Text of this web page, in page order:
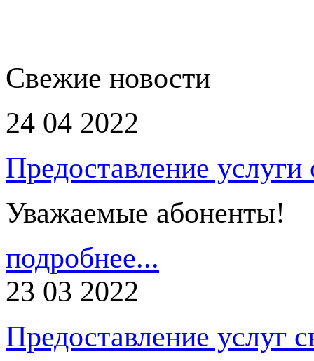
Свежие новости
24 04 2022
Предоставление
Уважаемые абоненты!
подробнее...
23 03 2022
Предоставление услуг